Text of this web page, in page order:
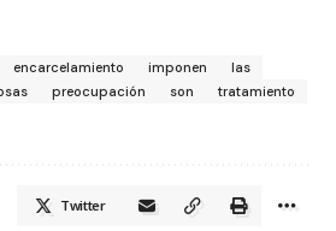
encarcelamiento imponen
las
preocupación son
tratamiento
Twitter